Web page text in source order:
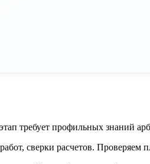
требует профильных знаний
сверки расчетов.